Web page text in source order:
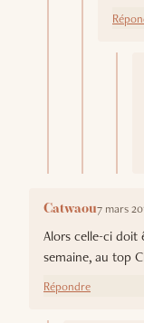
Catwaou7 mars
Alors celle-ci doit
semaine, au top
Répondre